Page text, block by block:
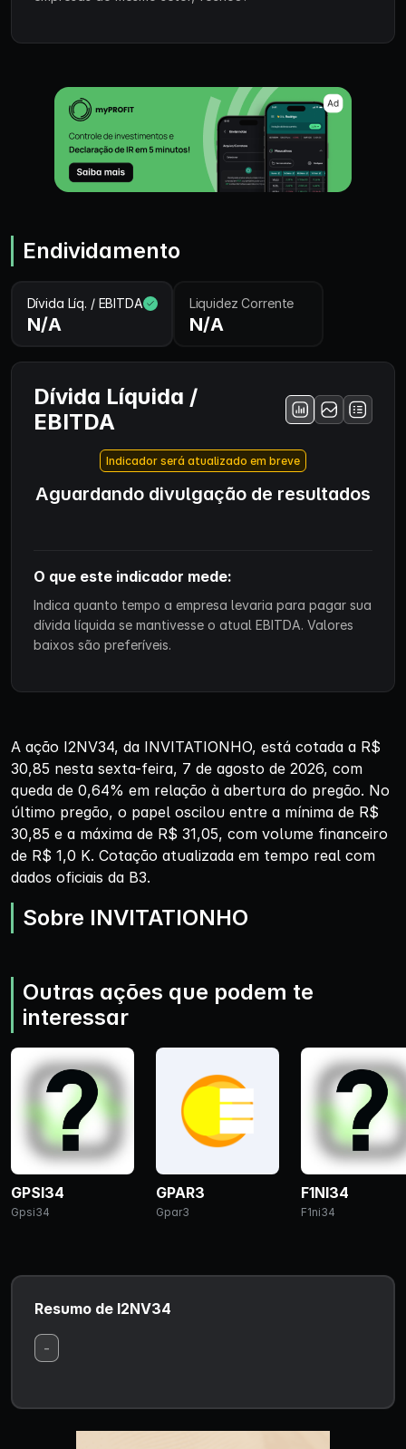
Endividamento
Dívida Líq. / EBITDA
N/A
Liquidez Corrente
N/A
Dívida Líquida /
EBITDA
Indicador será atualizado em breve
Aguardando divulgação de resultados
O que este indicador mede:
Indica quanto tempo a empresa levaria para pagar sua
dívida líquida se mantivesse o atual EBITDA. Valores
baixos são preferíveis.
A ação I2NV34, da INVITATIONHO, está cotada a R$
30,85 nesta sexta-feira, 7 de agosto de 2026, com
queda de 0,64% em relação à abertura do pregão. No
último pregão, o papel oscilou entre a mínima de R$
30,85 e a máxima de R$ 31,05, com volume financeiro
de R$ 1,0 K. Cotação atualizada em tempo real com
dados oficiais da B3.
Sobre INVITATIONHO
Outras ações que podem te
interessar
GPSI34
Gpsi34
GPAR3
Gpar3
F1NI34
F1ni34
Resumo de I2NV34
-